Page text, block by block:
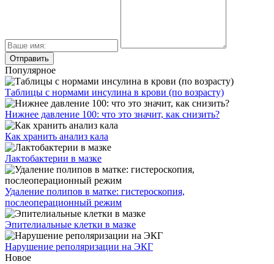
Популярное
Таблицы с нормами инсулина в крови (по возрасту)
Нижнее давление 100: что это значит, как снизить?
Как хранить анализ кала
Лактобактерии в мазке
Удаление полипов в матке: гистероскопия,
послеоперационный режим
Эпителиальные клетки в мазке
Нарушение реполяризации на ЭКГ
Новое